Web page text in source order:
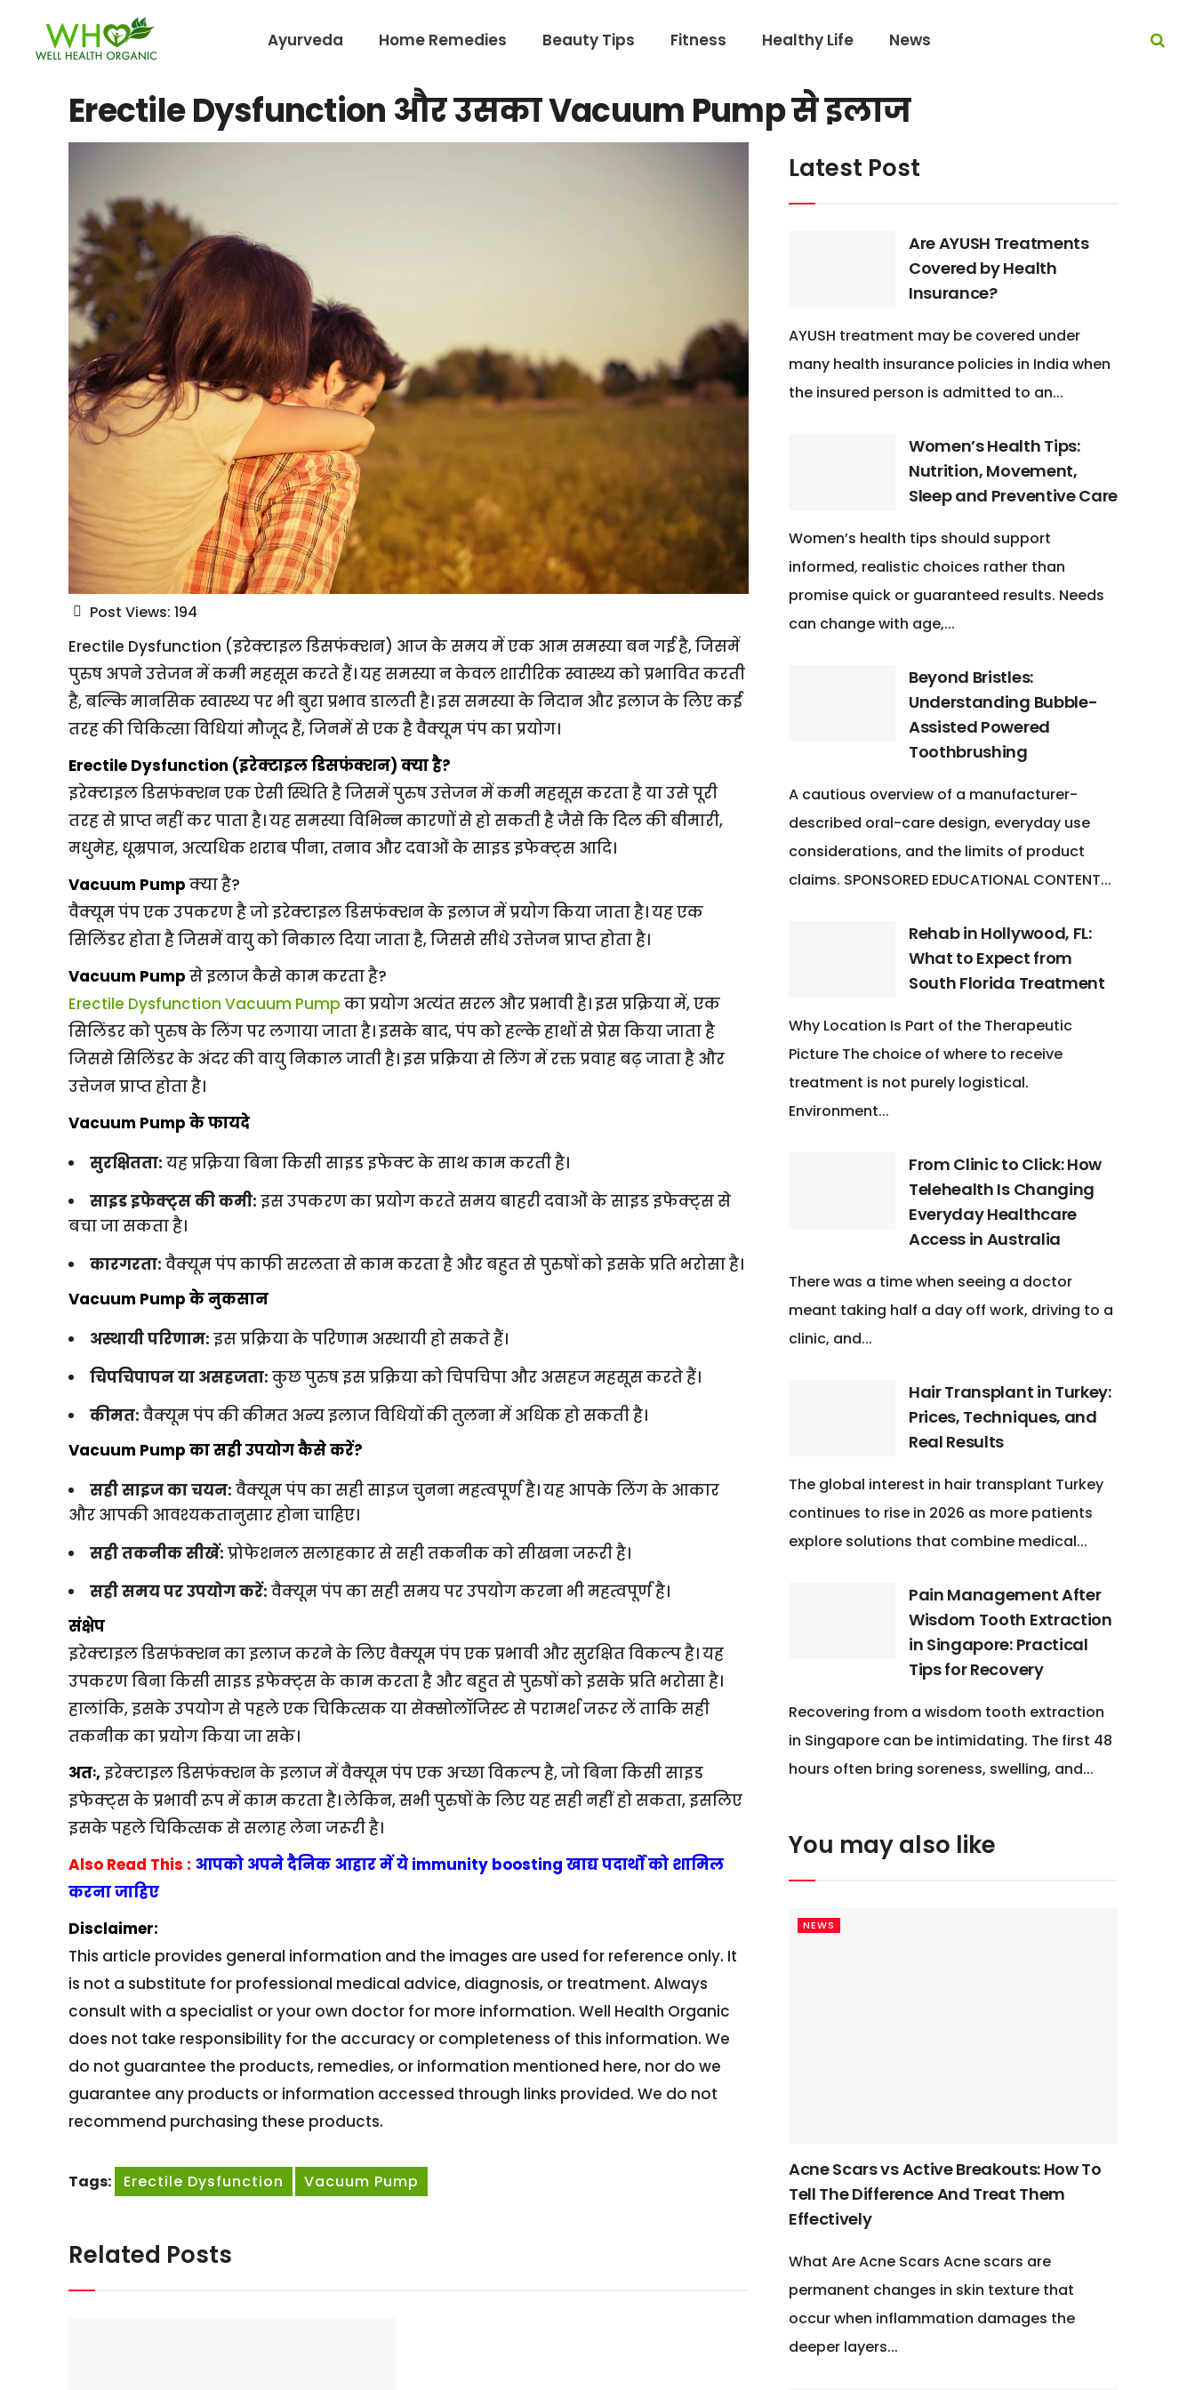
Ayurveda Home Remedies Beauty Tips Fitness Healthy Life News
Erectile Dysfunction और उसका Vacuum Pump से इलाज
Post Views: 194
Erectile Dysfunction (इरेक्टाइल डिसफंक्शन) आज के समय में एक आम समस्या बन गई है, जिसमें
पुरुष अपने उत्तेजन में कमी महसूस करते हैं। यह समस्या न केवल शारीरिक स्वास्थ्य को प्रभावित करती
है, बल्कि मानसिक स्वास्थ्य पर भी बुरा प्रभाव डालती है। इस समस्या के निदान और इलाज के लिए कई
तरह की चिकित्सा विधियां मौजूद हैं, जिनमें से एक है वैक्यूम पंप का प्रयोग।
Erectile Dysfunction (इरेक्टाइल डिसफंक्शन) क्या है?
इरेक्टाइल डिसफंक्शन एक ऐसी स्थिति है जिसमें पुरुष उत्तेजन में कमी महसूस करता है या उसे पूरी
तरह से प्राप्त नहीं कर पाता है। यह समस्या विभिन्न कारणों से हो सकती है जैसे कि दिल की बीमारी,
मधुमेह, धूम्रपान, अत्यधिक शराब पीना, तनाव और दवाओं के साइड इफेक्ट्स आदि।
Vacuum Pump क्या है?
वैक्यूम पंप एक उपकरण है जो इरेक्टाइल डिसफंक्शन के इलाज में प्रयोग किया जाता है। यह एक
सिलिंडर होता है जिसमें वायु को निकाल दिया जाता है, जिससे सीधे उत्तेजन प्राप्त होता है।
Vacuum Pump से इलाज कैसे काम करता है?
Erectile Dysfunction Vacuum Pump का प्रयोग अत्यंत सरल और प्रभावी है। इस प्रक्रिया में, एक
सिलिंडर को पुरुष के लिंग पर लगाया जाता है। इसके बाद, पंप को हल्के हाथों से प्रेस किया जाता है
जिससे सिलिंडर के अंदर की वायु निकाल जाती है। इस प्रक्रिया से लिंग में रक्त प्रवाह बढ़ जाता है और
उत्तेजन प्राप्त होता है।
Vacuum Pump के फायदे
सुरक्षितता: यह प्रक्रिया बिना किसी साइड इफेक्ट के साथ काम करती है।
साइड इफेक्ट्स की कमी: इस उपकरण का प्रयोग करते समय बाहरी दवाओं के साइड इफेक्ट्स से
बचा जा सकता है।
कारगरता: वैक्यूम पंप काफी सरलता से काम करता है और बहुत से पुरुषों को इसके प्रति भरोसा है।
Vacuum Pump के नुकसान
अस्थायी परिणाम: इस प्रक्रिया के परिणाम अस्थायी हो सकते हैं।
चिपचिपापन या असहजता: कुछ पुरुष इस प्रक्रिया को चिपचिपा और असहज महसूस करते हैं।
कीमत: वैक्यूम पंप की कीमत अन्य इलाज विधियों की तुलना में अधिक हो सकती है।
Vacuum Pump का सही उपयोग कैसे करें?
सही साइज का चयन: वैक्यूम पंप का सही साइज चुनना महत्वपूर्ण है। यह आपके लिंग के आकार
और आपकी आवश्यकतानुसार होना चाहिए।
सही तकनीक सीखें: प्रोफेशनल सलाहकार से सही तकनीक को सीखना जरूरी है।
सही समय पर उपयोग करें: वैक्यूम पंप का सही समय पर उपयोग करना भी महत्वपूर्ण है।
संक्षेप
इरेक्टाइल डिसफंक्शन का इलाज करने के लिए वैक्यूम पंप एक प्रभावी और सुरक्षित विकल्प है। यह
उपकरण बिना किसी साइड इफेक्ट्स के काम करता है और बहुत से पुरुषों को इसके प्रति भरोसा है।
हालांकि, इसके उपयोग से पहले एक चिकित्सक या सेक्सोलॉजिस्ट से परामर्श जरूर लें ताकि सही
तकनीक का प्रयोग किया जा सके।
अतः, इरेक्टाइल डिसफंक्शन के इलाज में वैक्यूम पंप एक अच्छा विकल्प है, जो बिना किसी साइड
इफेक्ट्स के प्रभावी रूप में काम करता है। लेकिन, सभी पुरुषों के लिए यह सही नहीं हो सकता, इसलिए
इसके पहले चिकित्सक से सलाह लेना जरूरी है।
Also Read This : आपको अपने दैनिक आहार में ये immunity boosting खाद्य पदार्थों को शामिल
करना जाहिए
Disclaimer:
This article provides general information and the images are used for reference only. It
is not a substitute for professional medical advice, diagnosis, or treatment. Always
consult with a specialist or your own doctor for more information. Well Health Organic
does not take responsibility for the accuracy or completeness of this information. We
do not guarantee the products, remedies, or information mentioned here, nor do we
guarantee any products or information accessed through links provided. We do not
recommend purchasing these products.
Tags: Erectile Dysfunction Vacuum Pump
Related Posts
Latest Post
Are AYUSH Treatments
Covered by Health
Insurance?
AYUSH treatment may be covered under
many health insurance policies in India when
the insured person is admitted to an...
Women’s Health Tips:
Nutrition, Movement,
Sleep and Preventive Care
Women’s health tips should support
informed, realistic choices rather than
promise quick or guaranteed results. Needs
can change with age,...
Beyond Bristles:
Understanding Bubble-
Assisted Powered
Toothbrushing
A cautious overview of a manufacturer-
described oral-care design, everyday use
considerations, and the limits of product
claims. SPONSORED EDUCATIONAL CONTENT...
Rehab in Hollywood, FL:
What to Expect from
South Florida Treatment
Why Location Is Part of the Therapeutic
Picture The choice of where to receive
treatment is not purely logistical.
Environment...
From Clinic to Click: How
Telehealth Is Changing
Everyday Healthcare
Access in Australia
There was a time when seeing a doctor
meant taking half a day off work, driving to a
clinic, and...
Hair Transplant in Turkey:
Prices, Techniques, and
Real Results
The global interest in hair transplant Turkey
continues to rise in 2026 as more patients
explore solutions that combine medical...
Pain Management After
Wisdom Tooth Extraction
in Singapore: Practical
Tips for Recovery
Recovering from a wisdom tooth extraction
in Singapore can be intimidating. The first 48
hours often bring soreness, swelling, and...
You may also like
NEWS
Acne Scars vs Active Breakouts: How To
Tell The Difference And Treat Them
Effectively
What Are Acne Scars Acne scars are
permanent changes in skin texture that
occur when inflammation damages the
deeper layers...